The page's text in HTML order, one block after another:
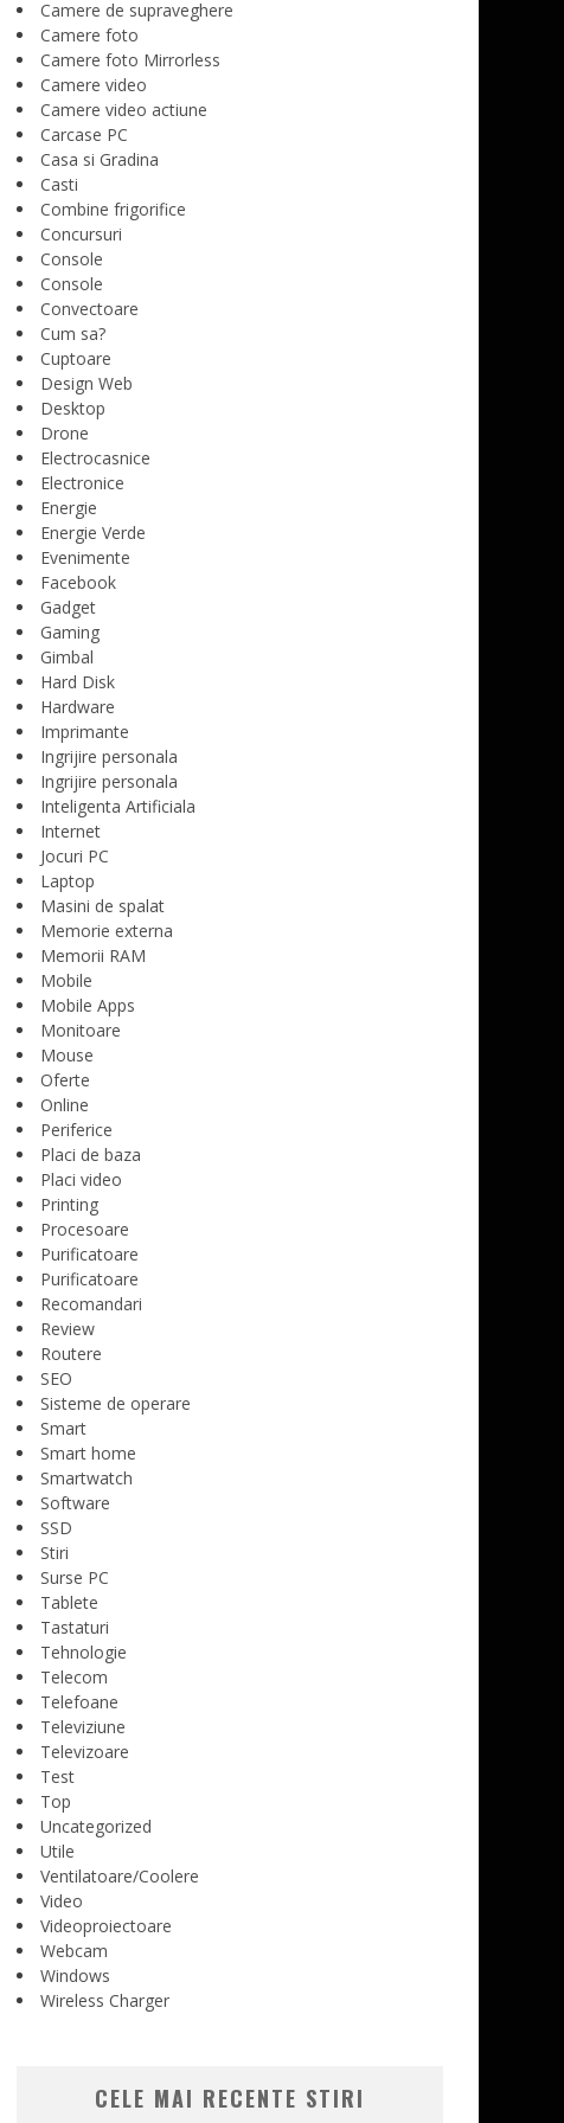
Camere de supraveghere
Camere foto
Camere foto Mirrorless
Camere video
Camere video actiune
Carcase PC
Casa si Gradina
Casti
Combine frigorifice
Concursuri
Console
Console
Convectoare
Cum sa?
Cuptoare
Design Web
Desktop
Drone
Electrocasnice
Electronice
Energie
Energie Verde
Evenimente
Facebook
Gadget
Gaming
Gimbal
Hard Disk
Hardware
Imprimante
Ingrijire personala
Ingrijire personala
Inteligenta Artificiala
Internet
Jocuri PC
Laptop
Masini de spalat
Memorie externa
Memorii RAM
Mobile
Mobile Apps
Monitoare
Mouse
Oferte
Online
Periferice
Placi de baza
Placi video
Printing
Procesoare
Purificatoare
Purificatoare
Recomandari
Review
Routere
SEO
Sisteme de operare
Smart
Smart home
Smartwatch
Software
SSD
Stiri
Surse PC
Tablete
Tastaturi
Tehnologie
Telecom
Telefoane
Televiziune
Televizoare
Test
Top
Uncategorized
Utile
Ventilatoare/Coolere
Video
Videoproiectoare
Webcam
Windows
Wireless Charger
CELE MAI RECENTE STIRI